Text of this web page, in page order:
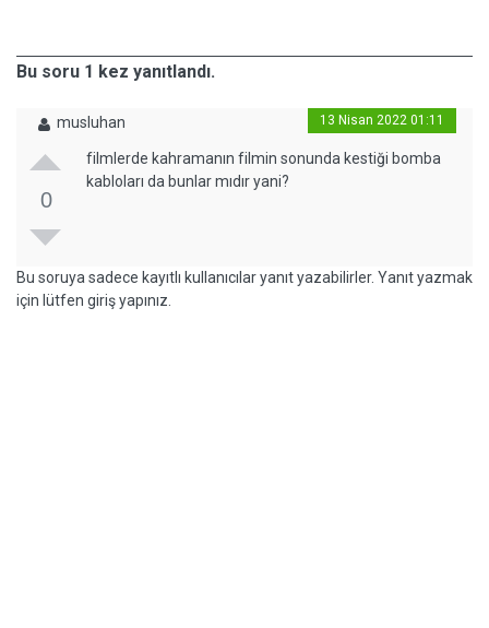
Bu soru 1 kez yanıtlandı.
musluhan 13 Nisan 2022 01:11
0
filmlerde kahramanın filmin sonunda kestiği bomba
kabloları da bunlar mıdır yani?
Bu soruya sadece kayıtlı kullanıcılar yanıt yazabilirler. Yanıt yazmak
için lütfen giriş yapınız.